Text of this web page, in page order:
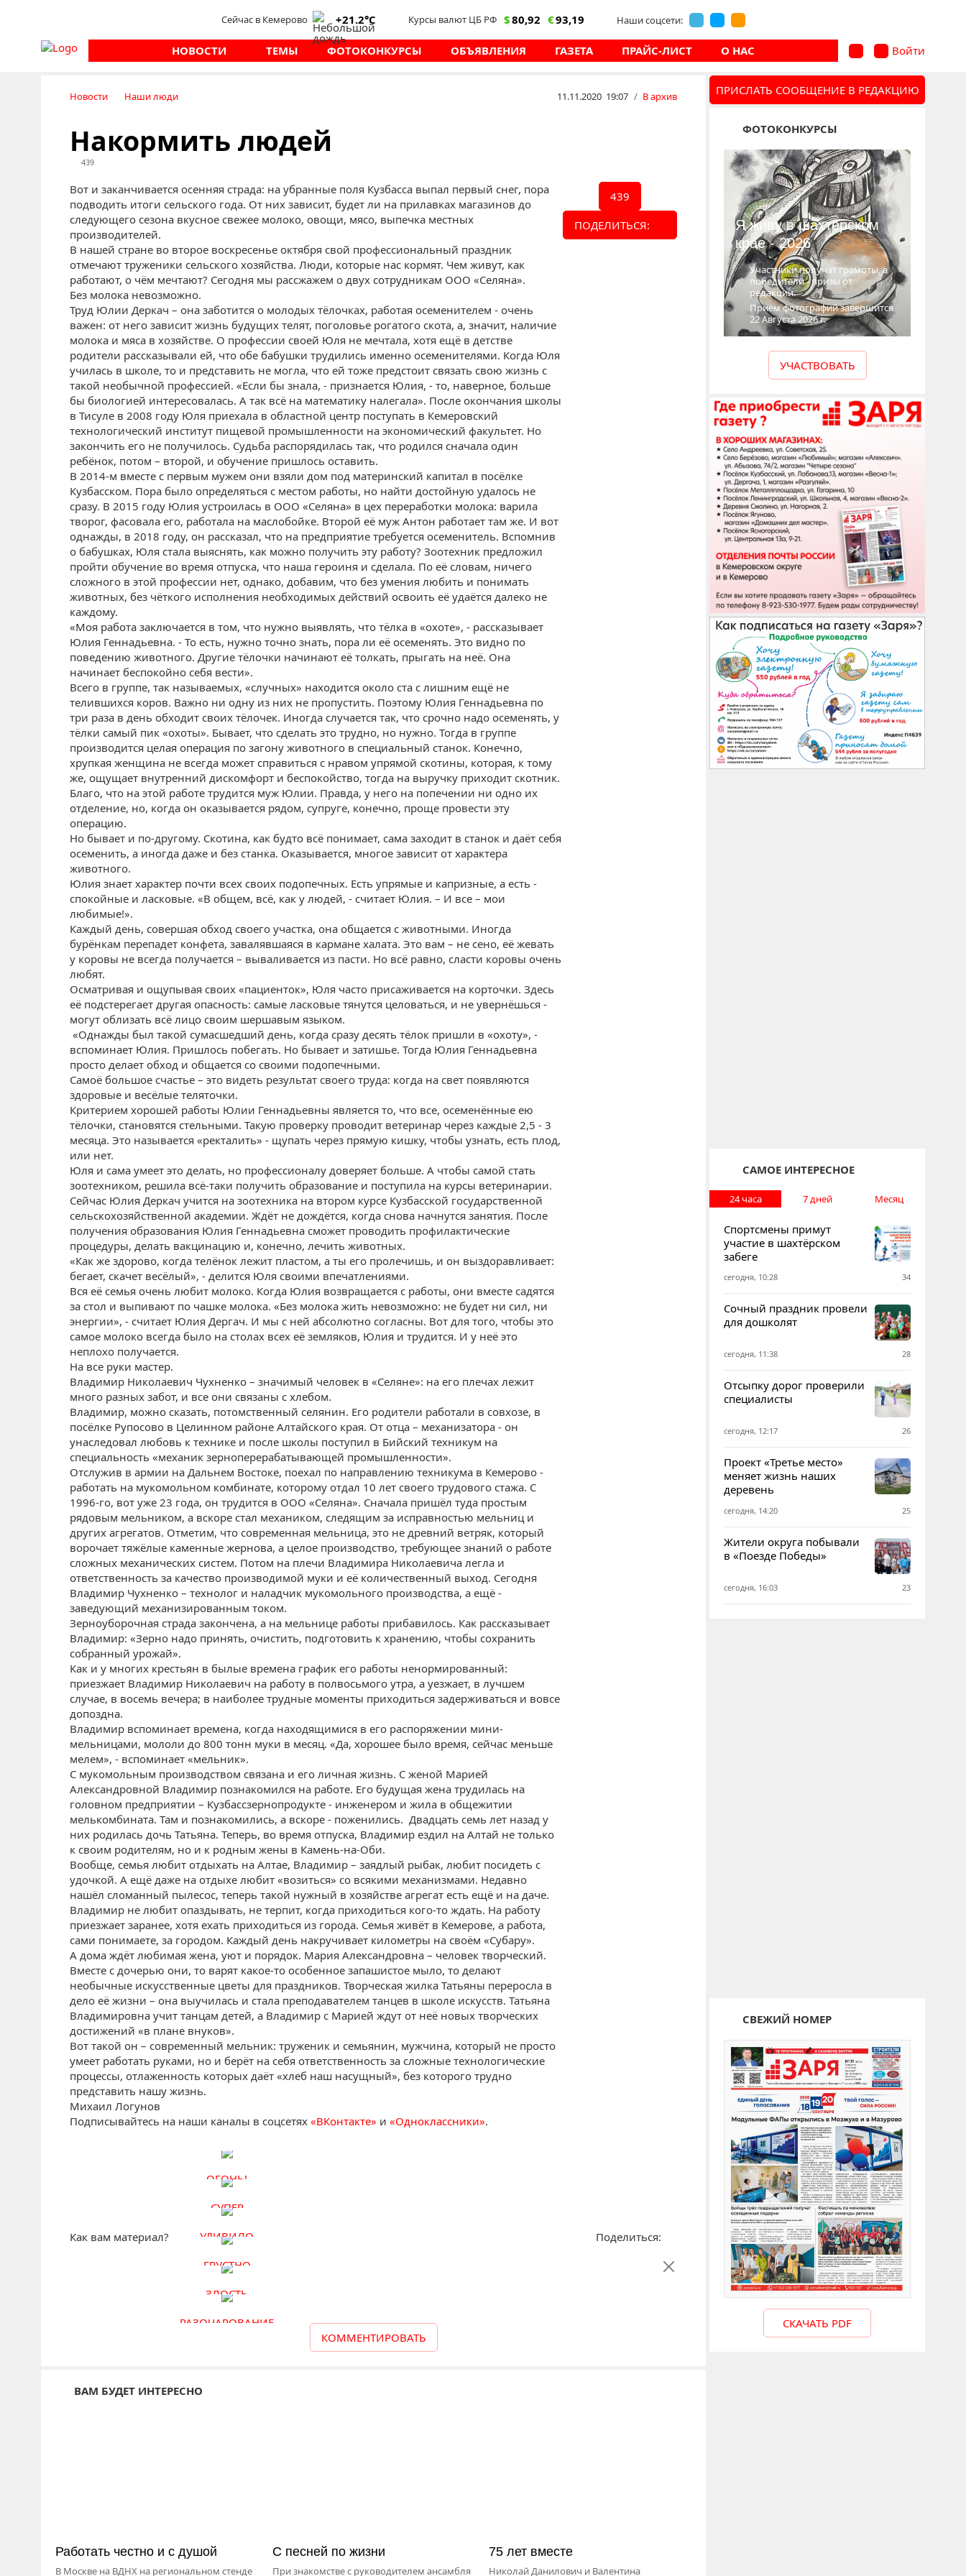
Сейчас в Кемерово +21.2°C Курсы валют ЦБ РФ $80,92 €93,19 Наши соцсети:
НОВОСТИ ТЕМЫ ФОТОКОНКУРСЫ ОБЪЯВЛЕНИЯ ГАЗЕТА ПРАЙС-ЛИСТ О НАС Войти
Новости Наши люди 11.11.2020 19:07 / В архив
Накормить людей
439
Вот и заканчивается осенняя страда: на убранные поля Кузбасса выпал первый снег, пора
подводить итоги сельского года. От них зависит, будет ли на прилавках магазинов до
следующего сезона вкусное свежее молоко, овощи, мясо, выпечка местных
производителей.
В нашей стране во второе воскресенье октября свой профессиональный праздник
отмечают труженики сельского хозяйства. Люди, которые нас кормят. Чем живут, как
работают, о чём мечтают? Сегодня мы рассжажем о двух сотрудникам ООО «Селяна».
Без молока невозможно.
Труд Юлии Деркач – она заботится о молодых тёлочках, работая осеменителем - очень
важен: от него зависит жизнь будущих телят, поголовье рогатого скота, а, значит, наличие
молока и мяса в хозяйстве. О профессии своей Юля не мечтала, хотя ещё в детстве
родители рассказывали ей, что обе бабушки трудились именно осеменителями. Когда Юля
училась в школе, то и представить не могла, что ей тоже предстоит связать свою жизнь с
такой необычной профессией. «Если бы знала, - признается Юлия, - то, наверное, больше
бы биологией интересовалась. А так всё на математику налегала». После окончания школы
в Тисуле в 2008 году Юля приехала в областной центр поступать в Кемеровский
технологический институт пищевой промышленности на экономический факультет. Но
закончить его не получилось. Судьба распорядилась так, что родился сначала один
ребёнок, потом – второй, и обучение пришлось оставить.
В 2014-м вместе с первым мужем они взяли дом под материнский капитал в посёлке
Кузбасском. Пора было определяться с местом работы, но найти достойную удалось не
сразу. В 2015 году Юлия устроилась в ООО «Селяна» в цех переработки молока: варила
творог, фасовала его, работала на маслобойке. Второй её муж Антон работает там же. И вот
однажды, в 2018 году, он рассказал, что на предприятие требуется осеменитель. Вспомнив
о бабушках, Юля стала выяснять, как можно получить эту работу? Зоотехник предложил
пройти обучение во время отпуска, что наша героиня и сделала. По её словам, ничего
сложного в этой профессии нет, однако, добавим, что без умения любить и понимать
животных, без чёткого исполнения необходимых действий освоить её удаётся далеко не
каждому.
«Моя работа заключается в том, что нужно выявлять, что тёлка в «охоте», - рассказывает
Юлия Геннадьевна. - То есть, нужно точно знать, пора ли её осеменять. Это видно по
поведению животного. Другие тёлочки начинают её толкать, прыгать на неё. Она
начинает беспокойно себя вести».
Всего в группе, так называемых, «случных» находится около ста с лишним ещё не
телившихся коров. Важно ни одну из них не пропустить. Поэтому Юлия Геннадьевна по
три раза в день обходит своих тёлочек. Иногда случается так, что срочно надо осеменять, у
тёлки самый пик «охоты». Бывает, что сделать это трудно, но нужно. Тогда в группе
производится целая операция по загону животного в специальный станок. Конечно,
хрупкая женщина не всегда может справиться с нравом упрямой скотины, которая, к тому
же, ощущает внутренний дискомфорт и беспокойство, тогда на выручку приходит скотник.
Благо, что на этой работе трудится муж Юлии. Правда, у него на попечении ни одно их
отделение, но, когда он оказывается рядом, супруге, конечно, проще провести эту
операцию.
Но бывает и по-другому. Скотина, как будто всё понимает, сама заходит в станок и даёт себя
осеменить, а иногда даже и без станка. Оказывается, многое зависит от характера
животного.
Юлия знает характер почти всех своих подопечных. Есть упрямые и капризные, а есть -
спокойные и ласковые. «В общем, всё, как у людей, - считает Юлия. – И все – мои
любимые!».
Каждый день, совершая обход своего участка, она общается с животными. Иногда
бурёнкам перепадет конфета, завалявшаяся в кармане халата. Это вам – не сено, её жевать
у коровы не всегда получается – вываливается из пасти. Но всё равно, сласти коровы очень
любят.
Осматривая и ощупывая своих «пациенток», Юля часто присаживается на корточки. Здесь
её подстерегает другая опасность: самые ласковые тянутся целоваться, и не увернёшься -
могут облизать всё лицо своим шершавым языком.
«Однажды был такой сумасшедший день, когда сразу десять тёлок пришли в «охоту», -
вспоминает Юлия. Пришлось побегать. Но бывает и затишье. Тогда Юлия Геннадьевна
просто делает обход и общается со своими подопечными.
Самоё большое счастье – это видеть результат своего труда: когда на свет появляются
здоровые и весёлые теляточки.
Критерием хорошей работы Юлии Геннадьевны является то, что все, осеменённые ею
тёлочки, становятся стельными. Такую проверку проводит ветеринар через каждые 2,5 - 3
месяца. Это называется «ректалить» - щупать через прямую кишку, чтобы узнать, есть плод,
или нет.
Юля и сама умеет это делать, но профессионалу доверяет больше. А чтобы самой стать
зоотехником, решила всё-таки получить образование и поступила на курсы ветеринарии.
Сейчас Юлия Деркач учится на зоотехника на втором курсе Кузбасской государственной
сельскохозяйственной академии. Ждёт не дождётся, когда снова начнутся занятия. После
получения образования Юлия Геннадьевна сможет проводить профилактические
процедуры, делать вакцинацию и, конечно, лечить животных.
«Как же здорово, когда телёнок лежит пластом, а ты его пролечишь, и он выздоравливает:
бегает, скачет весёлый», - делится Юля своими впечатлениями.
Вся её семья очень любит молоко. Когда Юлия возвращается с работы, они вместе садятся
за стол и выпивают по чашке молока. «Без молока жить невозможно: не будет ни сил, ни
энергии», - считает Юлия Дергач. И мы с ней абсолютно согласны. Вот для того, чтобы это
самое молоко всегда было на столах всех её земляков, Юлия и трудится. И у неё это
неплохо получается.
На все руки мастер.
Владимир Николаевич Чухненко – значимый человек в «Селяне»: на его плечах лежит
много разных забот, и все они связаны с хлебом.
Владимир, можно сказать, потомственный селянин. Его родители работали в совхозе, в
посёлке Рупосово в Целинном районе Алтайского края. От отца – механизатора - он
унаследовал любовь к технике и после школы поступил в Бийский техникум на
специальность «механик зерноперерабатывающей промышленности».
Отслужив в армии на Дальнем Востоке, поехал по направлению техникума в Кемерово -
работать на мукомольном комбинате, которому отдал 10 лет своего трудового стажа. С
1996-го, вот уже 23 года, он трудится в ООО «Селяна». Сначала пришёл туда простым
рядовым мельником, а вскоре стал механиком, следящим за исправностью мельниц и
других агрегатов. Отметим, что современная мельница, это не древний ветряк, который
ворочает тяжёлые каменные жернова, а целое производство, требующее знаний о работе
сложных механических систем. Потом на плечи Владимира Николаевича легла и
ответственность за качество производимой муки и её количественный выход. Сегодня
Владимир Чухненко – технолог и наладчик мукомольного производства, а ещё -
заведующий механизированным током.
Зерноуборочная страда закончена, а на мельнице работы прибавилось. Как рассказывает
Владимир: «Зерно надо принять, очистить, подготовить к хранению, чтобы сохранить
собранный урожай».
Как и у многих крестьян в былые времена график его работы ненормированный:
приезжает Владимир Николаевич на работу в полвосьмого утра, а уезжает, в лучшем
случае, в восемь вечера; в наиболее трудные моменты приходиться задерживаться и вовсе
допоздна.
Владимир вспоминает времена, когда находящимися в его распоряжении мини-
мельницами, мололи до 800 тонн муки в месяц. «Да, хорошее было время, сейчас меньше
мелем», - вспоминает «мельник».
С мукомольным производством связана и его личная жизнь. С женой Марией
Александровной Владимир познакомился на работе. Его будущая жена трудилась на
головном предприятии – Кузбассзернопродукте - инженером и жила в общежитии
мелькомбината. Там и познакомились, а вскоре - поженились. Двадцать семь лет назад у
них родилась дочь Татьяна. Теперь, во время отпуска, Владимир ездил на Алтай не только
к своим родителям, но и к родным жены в Камень-на-Оби.
Вообще, семья любит отдыхать на Алтае, Владимир – заядлый рыбак, любит посидеть с
удочкой. А ещё даже на отдыхе любит «возиться» со всякими механизмами. Недавно
нашёл сломанный пылесос, теперь такой нужный в хозяйстве агрегат есть ещё и на даче.
Владимир не любит опаздывать, не терпит, когда приходиться кого-то ждать. На работу
приезжает заранее, хотя ехать приходиться из города. Семья живёт в Кемерове, а работа,
сами понимаете, за городом. Каждый день накручивает километры на своём «Субару».
А дома ждёт любимая жена, уют и порядок. Мария Александровна – человек творческий.
Вместе с дочерью они, то варят какое-то особенное запашистое мыло, то делают
необычные искусственные цветы для праздников. Творческая жилка Татьяны переросла в
дело её жизни – она выучилась и стала преподавателем танцев в школе искусств. Татьяна
Владимировна учит танцам детей, а Владимир с Марией ждут от неё новых творческих
достижений «в плане внуков».
Вот такой он – современный мельник: труженик и семьянин, мужчина, который не просто
умеет работать руками, но и берёт на себя ответственность за сложные технологические
процессы, отлаженность которых даёт «хлеб наш насущный», без которого трудно
представить нашу жизнь.
Михаил Логунов
Подписывайтесь на наши каналы в соцсетях «ВКонтакте» и «Одноклассники».
439
ПОДЕЛИТЬСЯ:
Как вам материал?
ОГОНЬ!
СУПЕР
УДИВИЛО
ГРУСТНО
ЗЛОСТЬ
РАЗОЧАРОВАНИЕ
Поделиться:
КОММЕНТИРОВАТЬ
ВАМ БУДЕТ ИНТЕРЕСНО
Работать честно и с душой
В Москве на ВДНХ на региональном стенде
С песней по жизни
При знакомстве с руководителем ансамбля
75 лет вместе
Николай Данилович и Валентина
ПРИСЛАТЬ СООБЩЕНИЕ В РЕДАКЦИЮ
ФОТОКОНКУРСЫ
Я живу в шахтёрском
крае - 2026
Участники получат грамоты, а
победители - призы от
редакции.
Приём фотографий завершится
22 Августа 2026 г.
УЧАСТВОВАТЬ
САМОЕ ИНТЕРЕСНОЕ
24 часа 7 дней Месяц
Спортсмены примут
участие в шахтёрском
забеге
сегодня, 10:28 34
Сочный праздник провели
для дошколят
сегодня, 11:38 28
Отсыпку дорог проверили
специалисты
сегодня, 12:17 26
Проект «Третье место»
меняет жизнь наших
деревень
сегодня, 14:20 25
Жители округа побывали
в «Поезде Победы»
сегодня, 16:03 23
СВЕЖИЙ НОМЕР
СКАЧАТЬ PDF